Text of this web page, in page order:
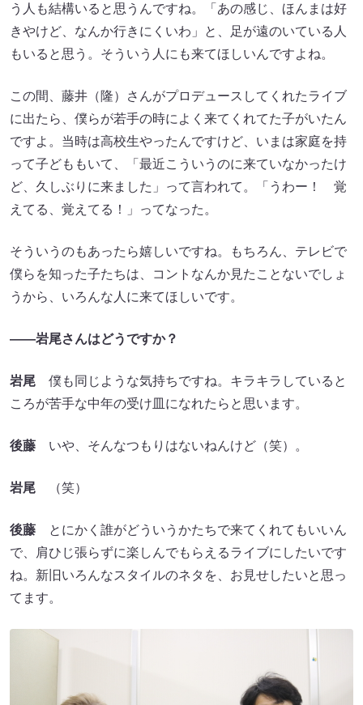
う人も結構いると思うんですね。「あの感じ、ほんまは好
きやけど、なんか行きにくいわ」と、足が遠のいている人
もいると思う。そういう人にも来てほしいんですよね。
この間、藤井（隆）さんがプロデュースしてくれたライブ
に出たら、僕らが若手の時によく来てくれてた子がいたん
ですよ。当時は高校生やったんですけど、いまは家庭を持
って子どももいて、「最近こういうのに来ていなかったけ
ど、久しぶりに来ました」って言われて。「うわー！ 覚
えてる、覚えてる！」ってなった。
そういうのもあったら嬉しいですね。もちろん、テレビで
僕らを知った子たちは、コントなんか見たことないでしょ
うから、いろんな人に来てほしいです。
――岩尾さんはどうですか？
岩尾 僕も同じような気持ちですね。キラキラしていると
ころが苦手な中年の受け皿になれたらと思います。
後藤 いや、そんなつもりはないねんけど（笑）。
岩尾 （笑）
後藤 とにかく誰がどういうかたちで来てくれてもいいん
で、肩ひじ張らずに楽しんでもらえるライブにしたいです
ね。新旧いろんなスタイルのネタを、お見せしたいと思っ
てます。